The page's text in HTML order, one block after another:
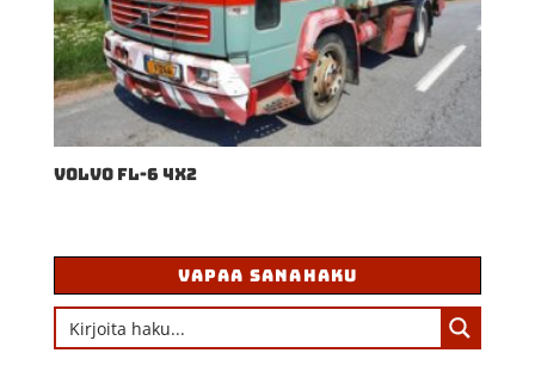
VOLVO FL-6 4X2
VAPAA SANAHAKU